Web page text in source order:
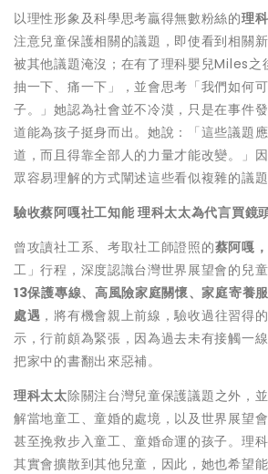
以理性形象及科學思考贏得無數粉絲的理
注意兒童保護相關的議題，即使看到相關
被其他議題淹沒；在有了理科嬰兒Miles之
抽一下、痛一下」，並會思考「我們如何
子。」她認為社會並不冷漠，只是在事件
道能為孩子挺身而出。她說：「這些議題
道，而且得靠全部人的力量才能改變。」
眾容易理解的方式闡述這些看似複雜的議題
驗收蔡阿嘎社工知能 理科太太為代言買鏡
曾攻讀社工系、考取社工師證照的蔡阿嘎，
工」行程，深度認識台灣世界展望會的兒
13保護專線、高風險家庭關懷、家庭寄養
處遇 ，將有機會親上前線，驗收過往習得的
示，行前頗為緊張，因為過去未有接觸一
把家中的書翻出來惡補。
理科太太除關注台灣兒童保護議題之外，
解當地童工、童婚的處境，以及世界展望
甚至挽救步入童工、童婚命運的孩子。理
其實會擴散到其他兒童，因此，她也希望